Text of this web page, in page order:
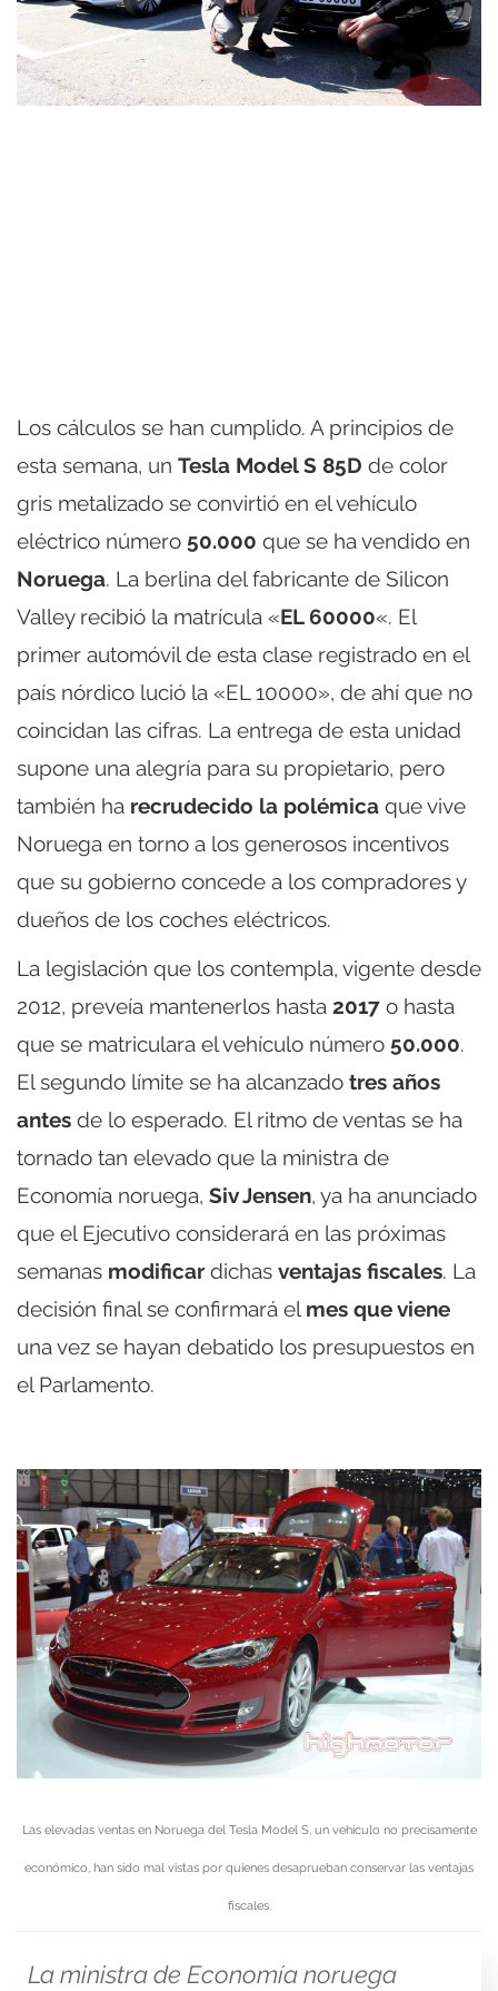
Los cálculos se han cumplido. A principios de
esta semana, un Tesla Model S 85D de color
gris metalizado se convirtió en el vehículo
eléctrico número 50.000 que se ha vendido en
Noruega. La berlina del fabricante de Silicon
Valley recibió la matrícula «EL 60000«. El
primer automóvil de esta clase registrado en el
país nórdico lució la «EL 10000», de ahí que no
coincidan las cifras. La entrega de esta unidad
supone una alegría para su propietario, pero
también ha recrudecido la polémica que vive
Noruega en torno a los generosos incentivos
que su gobierno concede a los compradores y
dueños de los coches eléctricos.
La legislación que los contempla, vigente desde
2012, preveía mantenerlos hasta 2017 o hasta
que se matriculara el vehículo número 50.000.
El segundo límite se ha alcanzado tres años
antes de lo esperado. El ritmo de ventas se ha
tornado tan elevado que la ministra de
Economía noruega, Siv Jensen, ya ha anunciado
que el Ejecutivo considerará en las próximas
semanas modificar dichas ventajas fiscales. La
decisión final se confirmará el mes que viene
una vez se hayan debatido los presupuestos en
el Parlamento.
Las elevadas ventas en Noruega del Tesla Model S, un vehículo no precisamente
económico, han sido mal vistas por quienes desaprueban conservar las ventajas
fiscales.
La ministra de Economía noruega